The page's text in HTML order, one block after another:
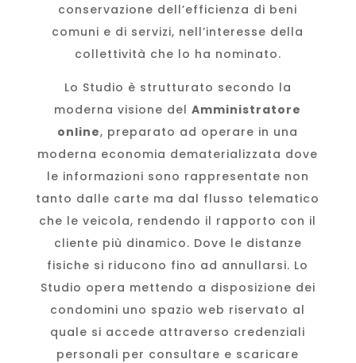
conservazione dell’efficienza di beni
comuni e di servizi, nell’interesse della
collettività che lo ha nominato.
Lo Studio è strutturato secondo la
moderna visione delAmministratore
online, preparato ad operare in una
moderna economia dematerializzata dove
le informazioni sono rappresentate non
tanto dalle carte ma dal flusso telematico
che le veicola, rendendo il rapporto con il
cliente più dinamico. Dove le distanze
fisiche si riducono fino ad annullarsi. Lo
Studio opera mettendo a disposizione dei
condomini uno spazio web riservato al
quale si accede attraverso credenziali
personali per consultare e scaricare